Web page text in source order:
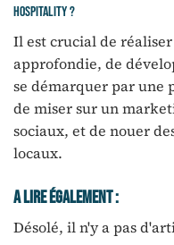
hospitality ?
Il est crucial de
approfondie, de
se démarquer par une
de miser sur un
sociaux, et de nouer
locaux.
A Lire Également :
Désolé, il n'y a pas